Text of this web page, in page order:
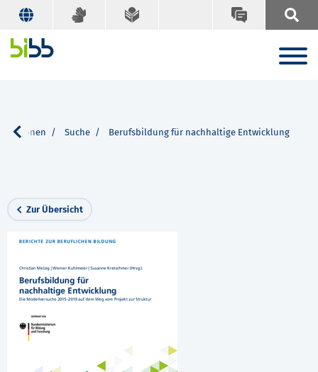
Suche Berufsbildung für nachhaltige Entwicklung
Zur Übersicht